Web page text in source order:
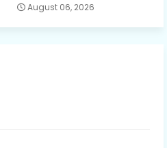
August 06, 2026